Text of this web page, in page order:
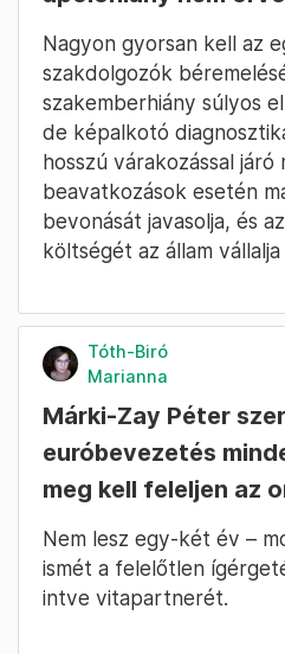
Nagyon gyorsan kell az
szakdolgozók
szakemberhiány súlyos
de képalkotó
hosszú várakozással járó
beavatkozások esetén
bevonását javasolja, és
költségét az állam vállalja
Tóth-Biró
Marianna
Márki-Zay Péter
euróbevezetés
meg kell feleljen az
Nem lesz egy-két év –
ismét a felelőtlen
intve vitapartnerét.